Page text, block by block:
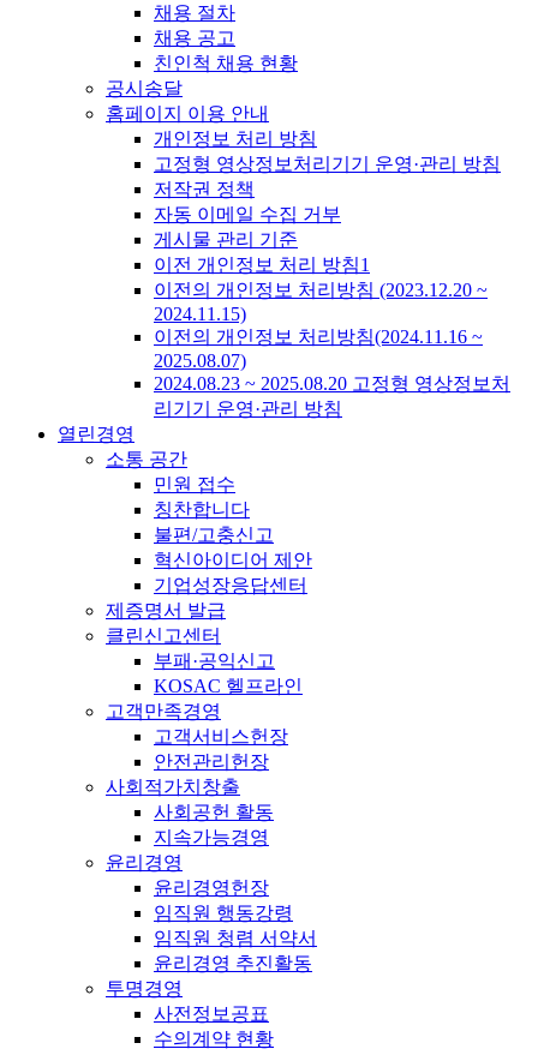
채용 절차
채용 공고
친인척 채용 현황
공시송달
홈페이지 이용 안내
개인정보 처리 방침
고정형 영상정보처리기기 운영·관리 방침
저작권 정책
자동 이메일 수집 거부
게시물 관리 기준
이전 개인정보 처리 방침1
이전의 개인정보 처리방침 (2023.12.20 ~
2024.11.15)
이전의 개인정보 처리방침(2024.11.16 ~
2025.08.07)
2024.08.23 ~ 2025.08.20 고정형 영상정보처
리기기 운영·관리 방침
열린경영
소통 공간
민원 접수
칭찬합니다
불편/고충신고
혁신아이디어 제안
기업성장응답센터
제증명서 발급
클린신고센터
부패·공익신고
KOSAC 헬프라인
고객만족경영
고객서비스헌장
안전관리헌장
사회적가치창출
사회공헌 활동
지속가능경영
윤리경영
윤리경영헌장
임직원 행동강령
임직원 청렴 서약서
윤리경영 추진활동
투명경영
사전정보공표
수의계약 현황